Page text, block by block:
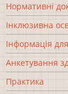
Нормативні
Інклюзивна
Інформація
Анкетування
Практика